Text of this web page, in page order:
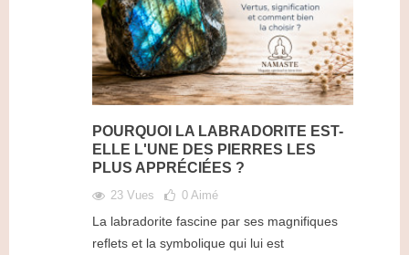
POURQUOI LA LABRADORITE EST-
ELLE L'UNE DES PIERRES LES
PLUS APPRÉCIÉES ?
23 Vues 0 Aimé
La labradorite fascine par ses magnifiques
reflets et la symbolique qui lui est